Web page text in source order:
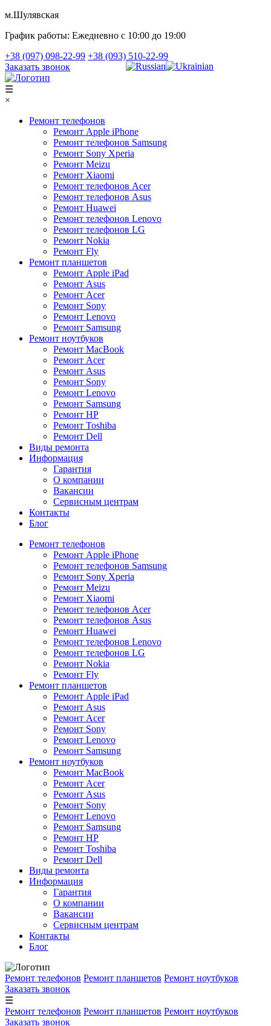
м.Шулявская
График работы: Ежедневно с 10:00 до 19:00
+38 (097) 098-22-99 +38 (093) 510-22-99
Заказать звонок
☰
×
Ремонт телефонов
Ремонт Apple iPhone
Ремонт телефонов Samsung
Ремонт Sony Xperia
Ремонт Meizu
Ремонт Xiaomi
Ремонт телефонов Acer
Ремонт телефонов Asus
Ремонт Huawei
Ремонт телефонов Lenovo
Ремонт телефонов LG
Ремонт Nokia
Ремонт Fly
Ремонт планшетов
Ремонт Apple iPad
Ремонт Asus
Ремонт Acer
Ремонт Sony
Ремонт Lenovo
Ремонт Samsung
Ремонт ноутбуков
Ремонт MacBook
Ремонт Acer
Ремонт Asus
Ремонт Sony
Ремонт Lenovo
Ремонт Samsung
Ремонт HP
Ремонт Toshiba
Ремонт Dell
Виды ремонта
Информация
Гарантия
О компании
Вакансии
Сервисным центрам
Контакты
Блог
Ремонт телефонов
Ремонт Apple iPhone
Ремонт телефонов Samsung
Ремонт Sony Xperia
Ремонт Meizu
Ремонт Xiaomi
Ремонт телефонов Acer
Ремонт телефонов Asus
Ремонт Huawei
Ремонт телефонов Lenovo
Ремонт телефонов LG
Ремонт Nokia
Ремонт Fly
Ремонт планшетов
Ремонт Apple iPad
Ремонт Asus
Ремонт Acer
Ремонт Sony
Ремонт Lenovo
Ремонт Samsung
Ремонт ноутбуков
Ремонт MacBook
Ремонт Acer
Ремонт Asus
Ремонт Sony
Ремонт Lenovo
Ремонт Samsung
Ремонт HP
Ремонт Toshiba
Ремонт Dell
Виды ремонта
Информация
Гарантия
О компании
Вакансии
Сервисным центрам
Контакты
Блог
Ремонт телефонов Ремонт планшетов Ремонт ноутбуков
Заказать звонок
☰
Ремонт телефонов Ремонт планшетов Ремонт ноутбуков
Заказать звонок